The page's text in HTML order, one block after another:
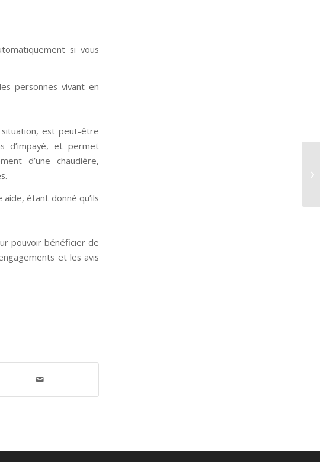
si vous
personnes vivant en
est peut-être
d’impayé, et permet
d’une chaudière,
étant donné qu’ils
pouvoir bénéficier de
et les avis